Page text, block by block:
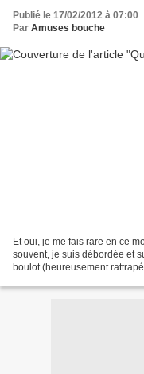
Publié le 17/02/2012 à 07:00
Par Amuses bouche
Et oui, je me fais rare en ce
souvent, je suis débordée et
boulot (heureusement